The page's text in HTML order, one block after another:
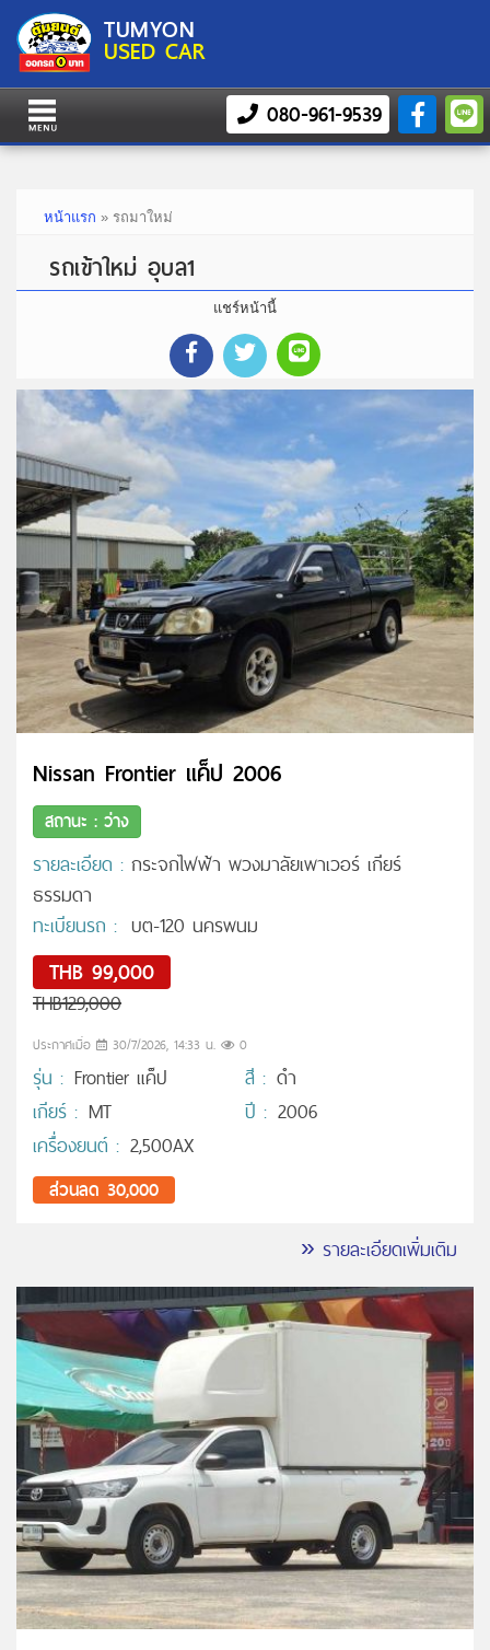
TUMYON
USED CAR
080-961-9539
หน้าแรก » รถมาใหม่
รถเข้าใหม่ อุบล1
แชร์หน้านี้
Nissan Frontier แค็ป 2006
สถานะ : ว่าง
รายละเอียด : กระจกไฟฟ้า พวงมาลัยเพาเวอร์ เกียร์
ธรรมดา
ทะเบียนรถ : บต-120 นครพนม
THB 99,000
THB129,000
ประกาศเมื่อ 30/7/2026, 14:33 น. 0
รุ่น : Frontier แค็ป สี : ดำ
เกียร์ : MT ปี : 2006
เครื่องยนต์ : 2,500AX
ส่วนลด 30,000
» รายละเอียดเพิ่มเติม